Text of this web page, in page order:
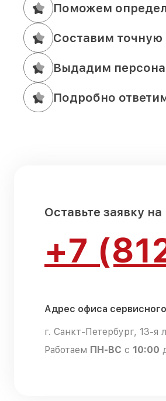
Поможем
Составим точную
Выдадим
Подробно
Оставьте заявку
+7
Адрес офиса
г. Санкт-Петербург, 13-я
Работаем ПН-ВС с 10:00